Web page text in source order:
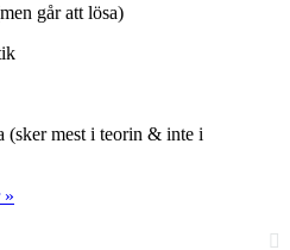
går att lösa)
(sker mest i teorin & inte i
»